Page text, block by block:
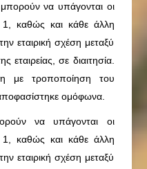
να υπάγονται οι
καθώς και κάθε άλλη
εταιρική σχέση μεταξύ
εταιρείας, σε διαιτησία.
με τροποποίηση του
ομόφωνα.
να υπάγονται οι
καθώς και κάθε άλλη
εταιρική σχέση μεταξύ